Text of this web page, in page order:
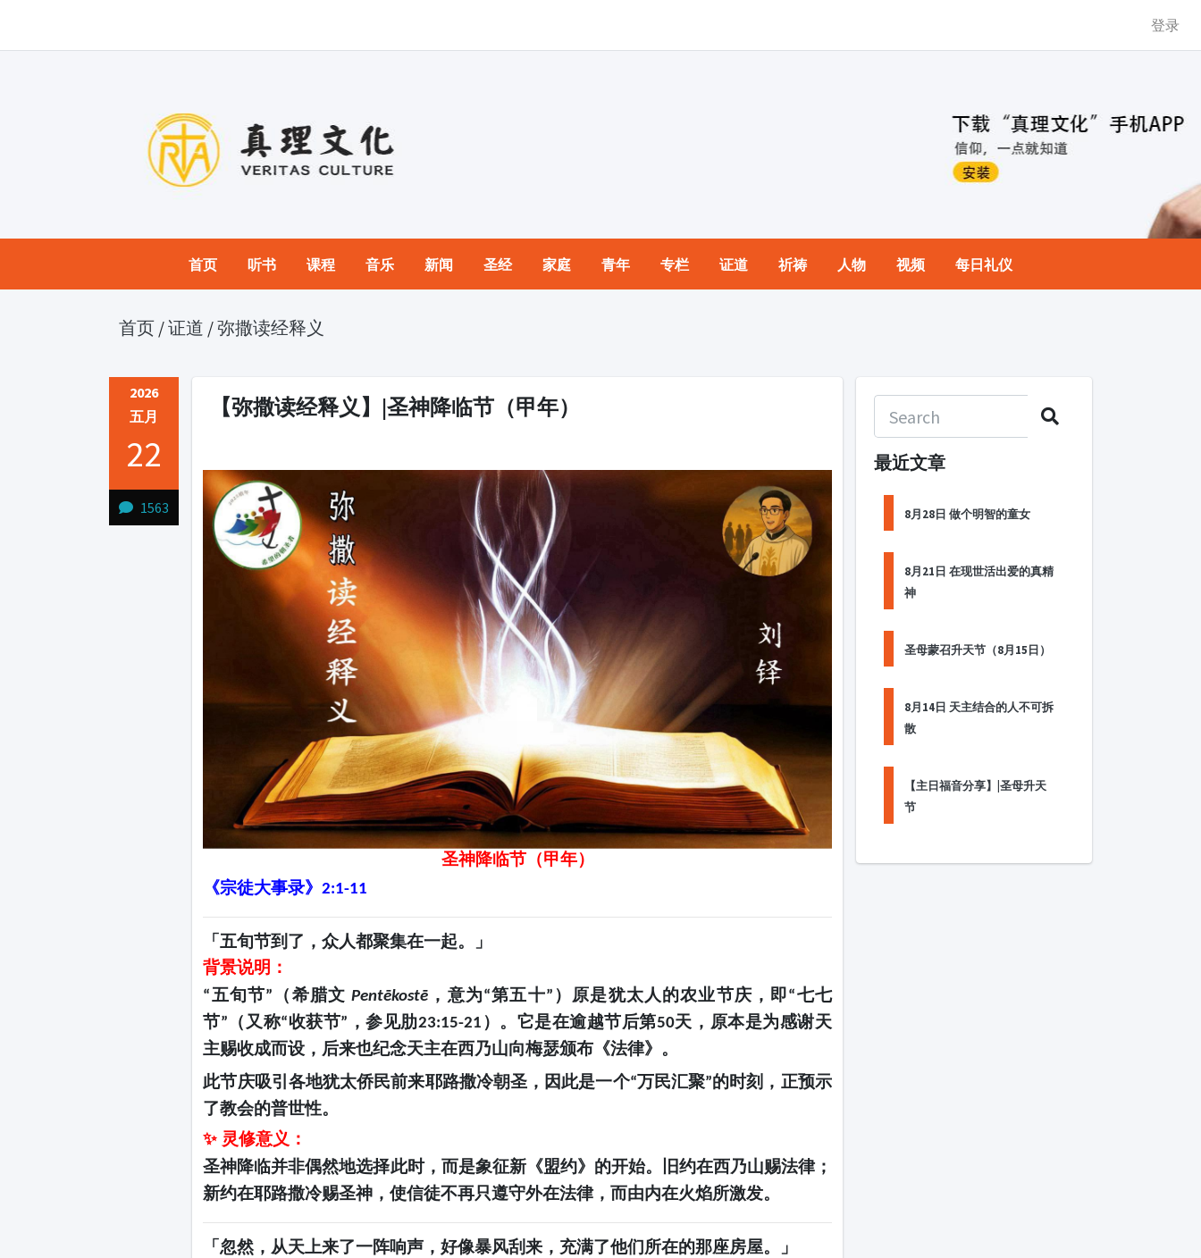
登录
首页 听书 课程 音乐 新闻 圣经 家庭 青年 专栏 证道 祈祷 人物 视频 每日礼仪
首页 /证道 /弥撒读经释义
2026
五月
22
1563
【弥撒读经释义】|圣神降临节（甲年）
圣神降临节（甲年）
《宗徒大事录》2:1-11
「五旬节到了，众人都聚集在一起。」
背景说明：
“五旬节” （希腊文Pentēkostē ，意为“第五十” ）原是犹太人的农业节庆，即“七七
节” （又称“收获节” ，参见肋23:15-21 ）。它是在逾越节后第50天，原本是为感谢天
主赐收成而设，后来也纪念天主在西乃山向梅瑟颁布《法律》。
此节庆吸引各地犹太侨民前来耶路撒冷朝圣，因此是一个“万民汇聚”的时刻，正预示
了教会的普世性。
✨ 灵修意义：
圣神降临并非偶然地选择此时，而是象征新《盟约》的开始。旧约在西乃山赐法律；
新约在耶路撒冷赐圣神，使信徒不再只遵守外在法律，而由内在火焰所激发。
「忽然，从天上来了一阵响声，好像暴风刮来，充满了他们所在的那座房屋。」
最近文章
8月28日 做个明智的童女
8月21日 在现世活出爱的真精
神
圣母蒙召升天节（8月15日）
8月14日 天主结合的人不可拆
散
【主日福音分享】|圣母升天
节